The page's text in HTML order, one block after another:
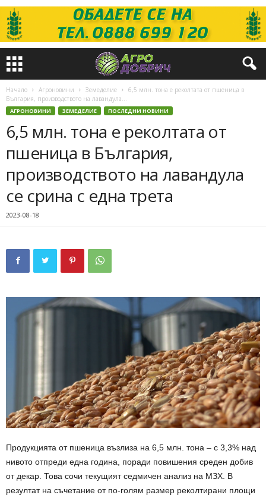
Начало Агроновини Земеделие
6,5 млн. тона е реколтата от пшеница в
България, производството на лавандула...
АГРОНОВИНИ ЗЕМЕДЕЛИЕ ПОСЛЕДНИ НОВИНИ
6,5 млн. тона е реколтата от
пшеница в България,
производството на лавандула
се срина с една трета
2023-08-18
Продукцията от пшеница възлиза на 6,5 млн. тона – с 3,3% над
нивото отпреди една година, поради повишения среден добив
от декар. Това сочи текущият седмичен анализ на МЗХ. В
резултат на съчетание от по-голям размер реколтирани площи